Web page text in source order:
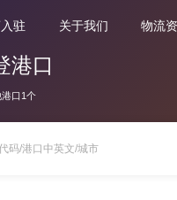
驻 关于我们 物流
港口
口1个